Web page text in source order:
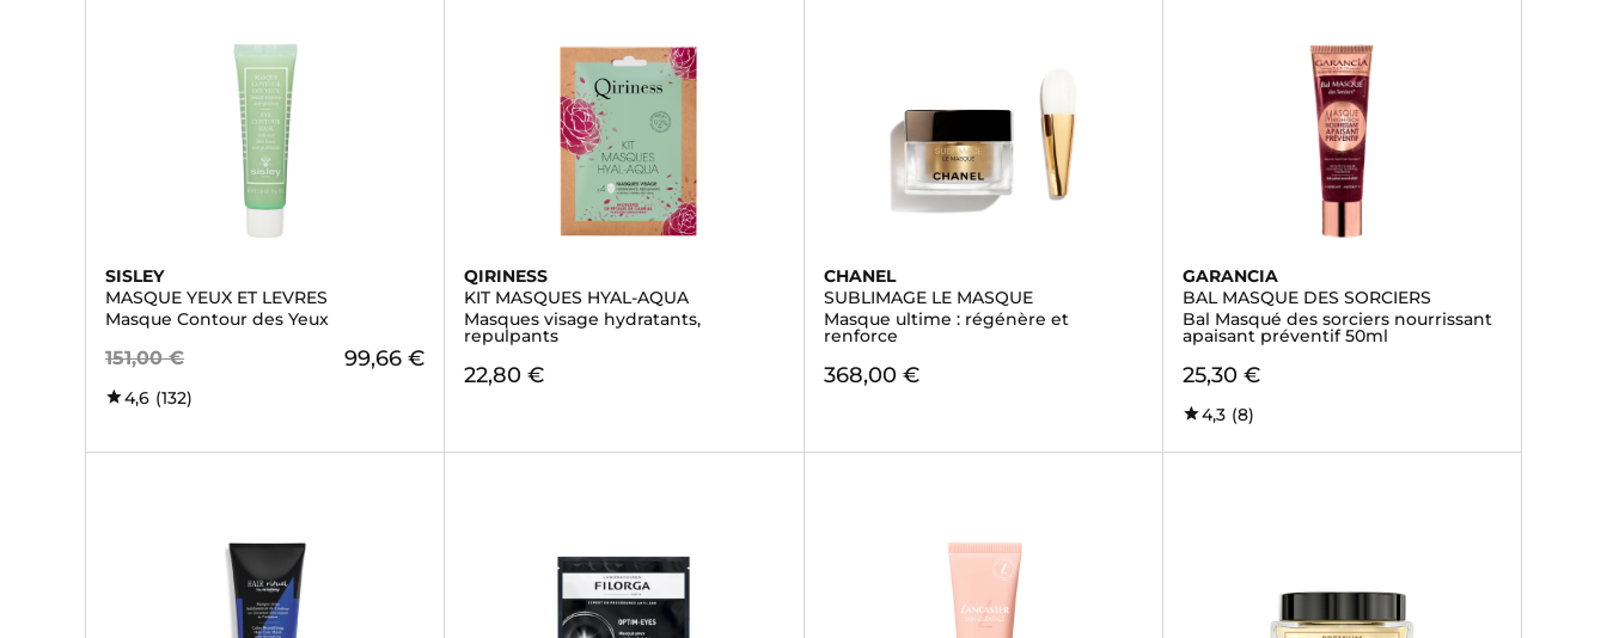
SISLEY
MASQUE YEUX ET LEVRES
Masque Contour des Yeux
151,00 € 99,66 €
4,6 (132)
QIRINESS
KIT MASQUES HYAL-AQUA
Masques visage hydratants,
repulpants
22,80 €
CHANEL
SUBLIMAGE LE MASQUE
Masque ultime : régénère et
renforce
368,00 €
GARANCIA
BAL MASQUE DES SORCIERS
Bal Masqué des sorciers nourrissant
apaisant préventif 50ml
25,30 €
4,3 (8)